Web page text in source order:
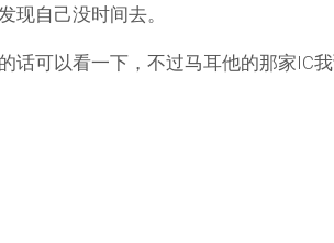
现自己没时间去。
话可以看一下，不过马耳他的那家IC